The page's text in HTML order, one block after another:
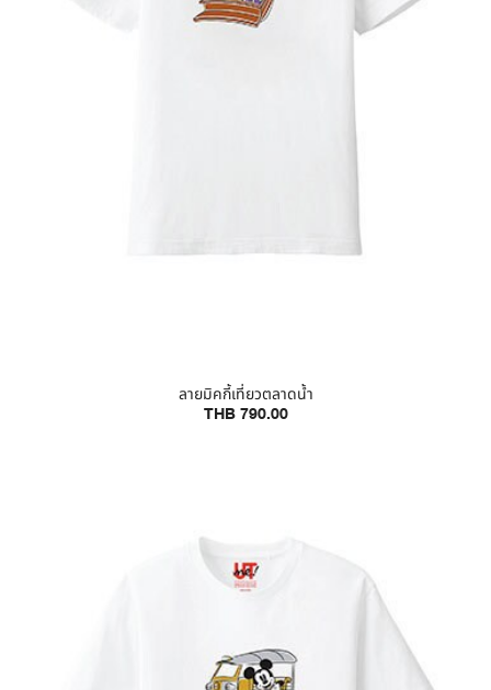
ลายมิคกี้เที่ยวตลาดน้ำ
THB 790.00